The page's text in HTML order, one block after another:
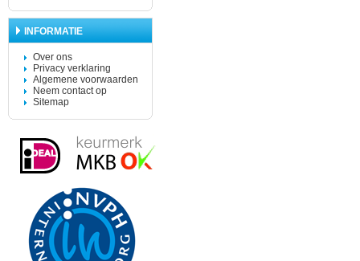
INFORMATIE
Over ons
Privacy verklaring
Algemene voorwaarden
Neem contact op
Sitemap